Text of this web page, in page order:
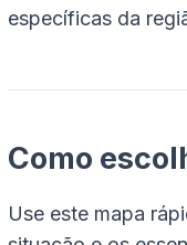
específicas da
Como
Use este mapa